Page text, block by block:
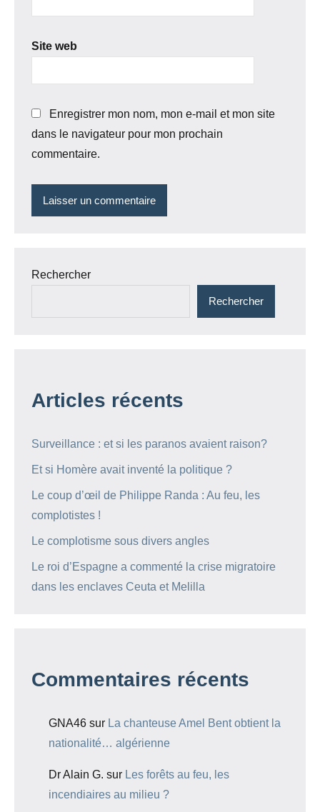
Site web
Enregistrer mon nom, mon e-mail et mon site
dans le navigateur pour mon prochain
commentaire.
Rechercher
Rechercher
Articles récents
Surveillance : et si les paranos avaient raison?
Et si Homère avait inventé la politique ?
Le coup d’œil de Philippe Randa : Au feu, les
complotistes !
Le complotisme sous divers angles
Le roi d’Espagne a commenté la crise migratoire
dans les enclaves Ceuta et Melilla
Commentaires récents
GNA46 sur La chanteuse Amel Bent obtient la
nationalité… algérienne
Dr Alain G. sur Les forêts au feu, les
incendiaires au milieu ?